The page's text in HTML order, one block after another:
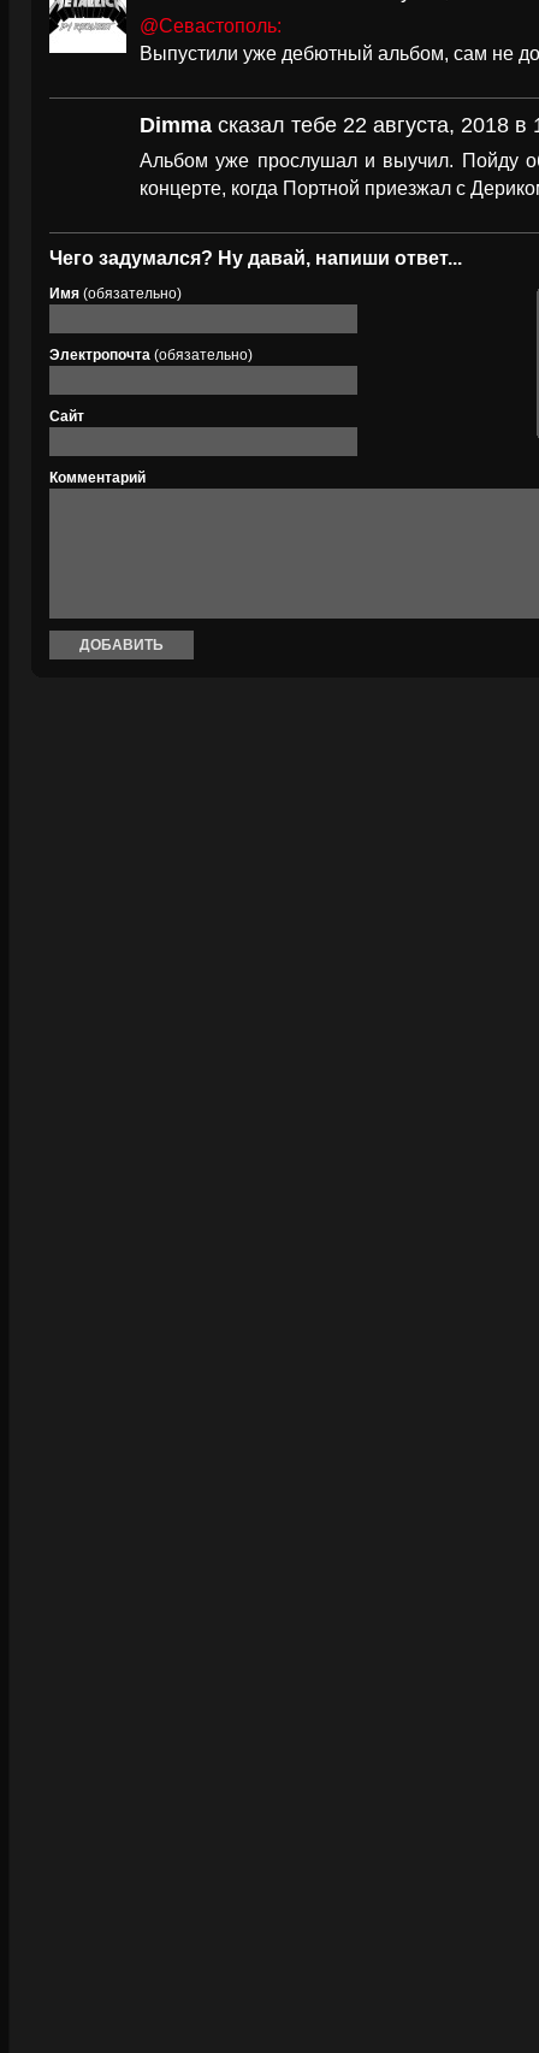
@Севастополь:
Выпустили уже дебютный альбом, сам не
Dimma сказал тебе 22 августа, 2018 в
Альбом уже прослушал и выучил. Пойду
концерте, когда Портной приезжал с
Чего задумался? Ну давай, напиши ответ...
Имя (обязательно)
Электропочта (обязательно)
Сайт
Комментарий